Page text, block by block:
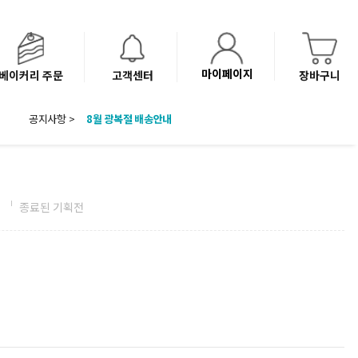
이커리 주문 고객센터 마이페이지 장바구니
공지사항 >
8월 광복절 배송안내
종료된 기획전